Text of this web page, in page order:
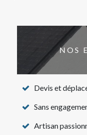
NOS
Devis et
Sans
Artisan